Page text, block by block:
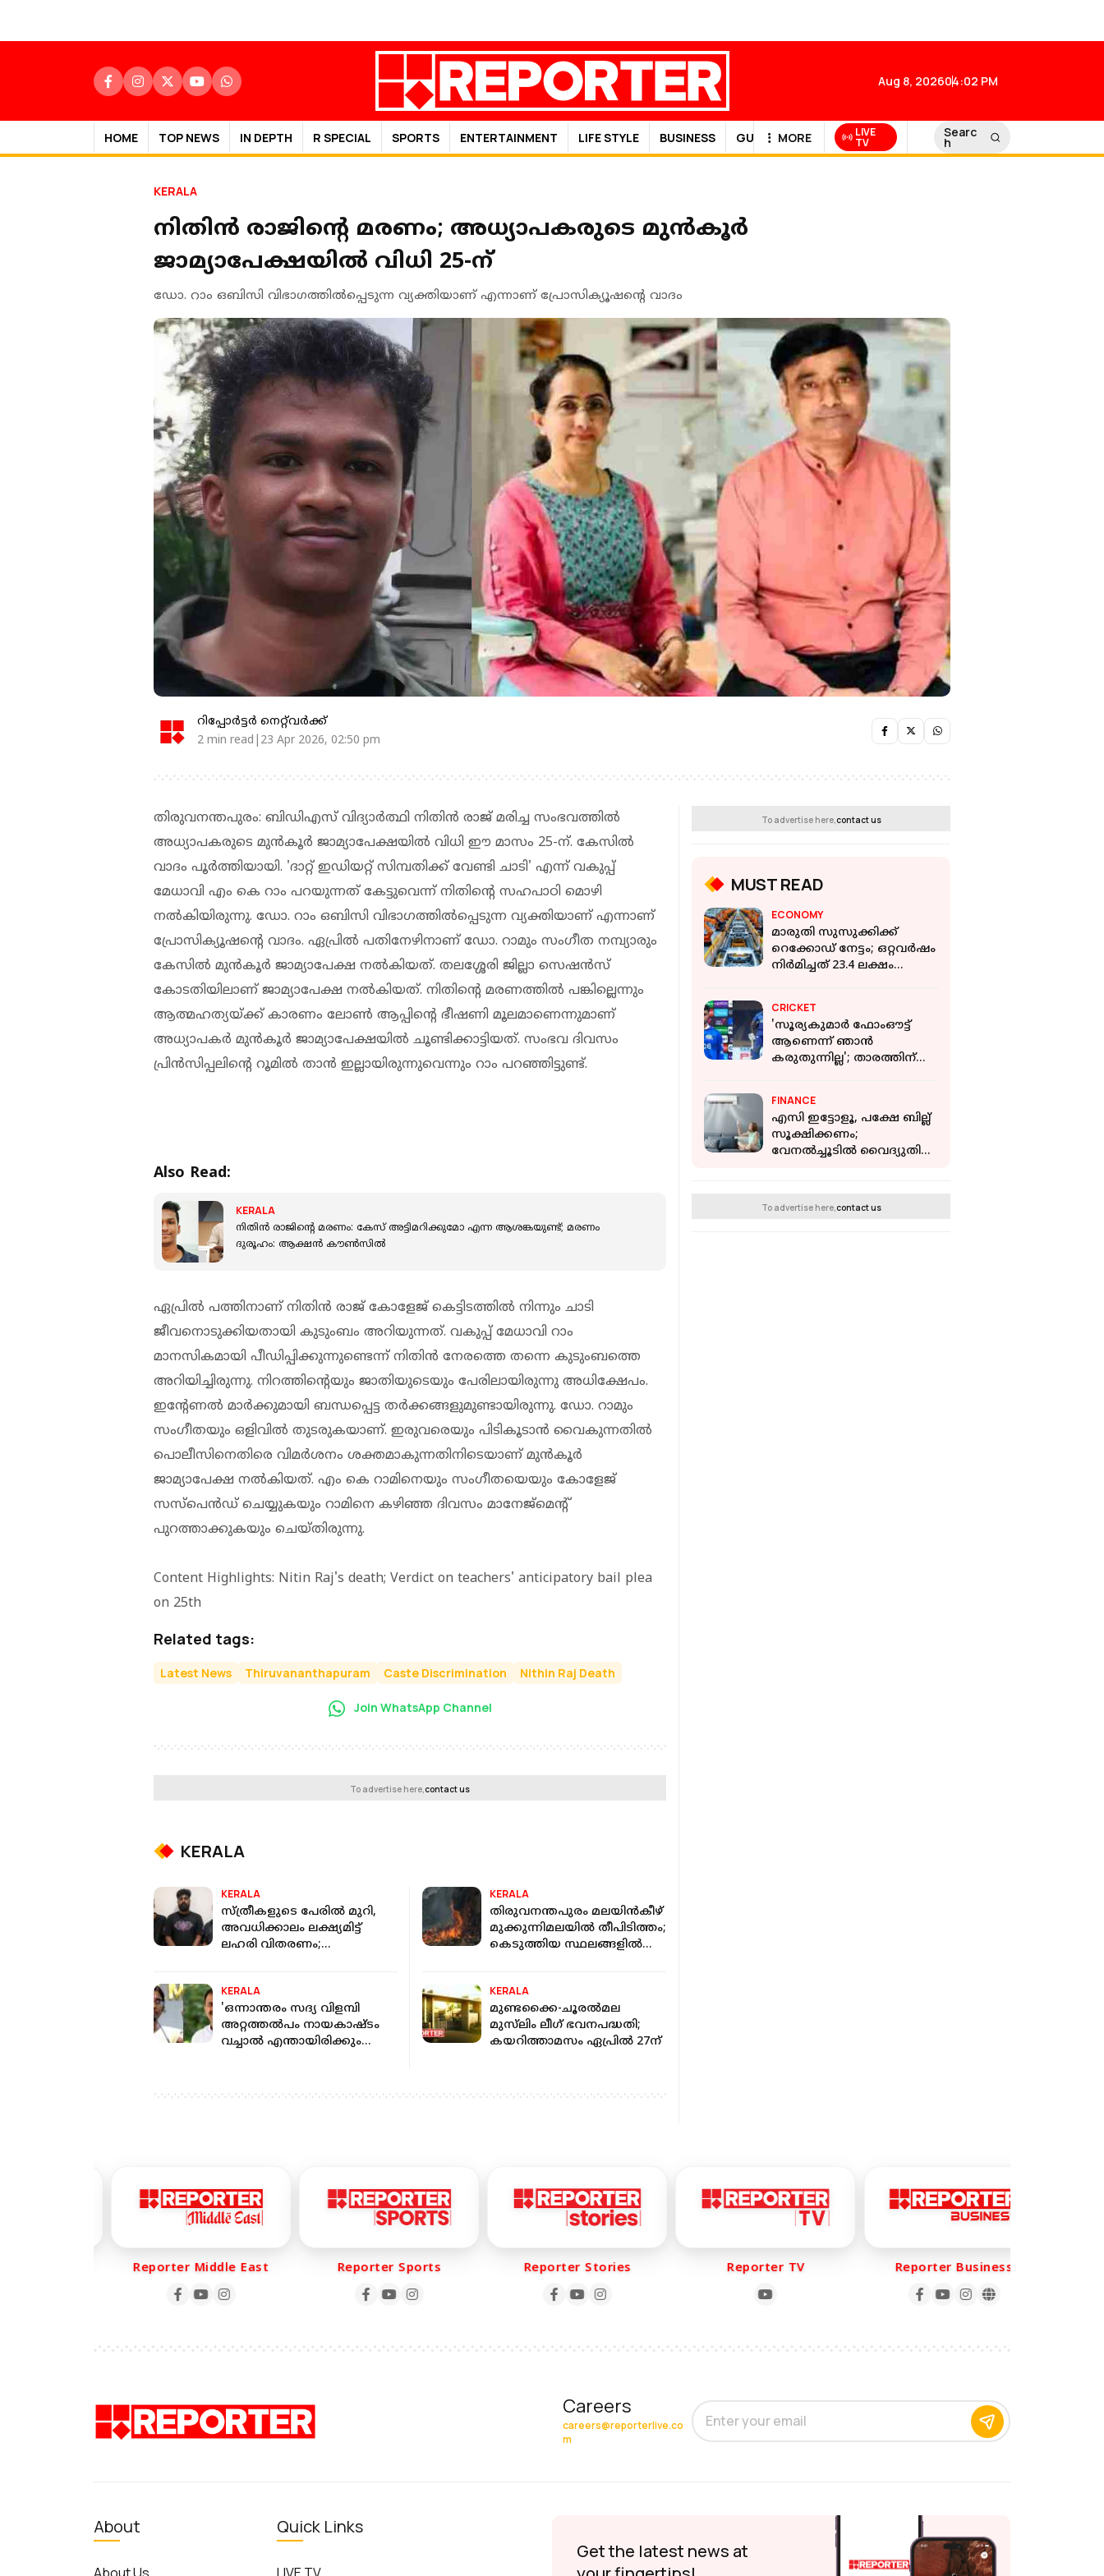
Aug 8, 202604:02 PM
HOME TOP NEWS IN DEPTH R SPECIAL SPORTS ENTERTAINMENT LIFE STYLE BUSINESS GULF NEWS
MORE LIVE
TV
Searc
h
KERALA
നിതിന്‍ രാജിന്റെ മരണം; അധ്യാപകരുടെ മുന്‍കൂര്‍
ജാമ്യാപേക്ഷയില്‍ വിധി 25-ന്
ഡോ. റാം ഒബിസി വിഭാഗത്തില്‍പ്പെടുന്ന വ്യക്തിയാണ് എന്നാണ് പ്രോസിക്യൂഷന്റെ വാദം
റിപ്പോർട്ടർ നെറ്റ്‌വര്‍ക്ക്‌
2 min read|23 Apr 2026, 02:50 pm
തിരുവനന്തപുരം: ബിഡിഎസ് വിദ്യാര്‍ത്ഥി നിതിന്‍ രാജ് മരിച്ച സംഭവത്തില്‍
അധ്യാപകരുടെ മുന്‍കൂര്‍ ജാമ്യാപേക്ഷയില്‍ വിധി ഈ മാസം 25-ന്. കേസില്‍
വാദം പൂര്‍ത്തിയായി. 'ദാറ്റ് ഇഡിയറ്റ് സിമ്പതിക്ക് വേണ്ടി ചാടി' എന്ന് വകുപ്പ്
മേധാവി എം കെ റാം പറയുന്നത് കേട്ടുവെന്ന് നിതിന്റെ സഹപാഠി മൊഴി
നല്‍കിയിരുന്നു. ഡോ. റാം ഒബിസി വിഭാഗത്തില്‍പ്പെടുന്ന വ്യക്തിയാണ് എന്നാണ്
പ്രോസിക്യൂഷന്റെ വാദം. ഏപ്രിൽ പതിനേഴിനാണ് ഡോ. റാമും സംഗീത നമ്പ്യാരും
കേസില്‍ മുന്‍കൂര്‍ ജാമ്യാപേക്ഷ നല്‍കിയത്. തലശ്ശേരി ജില്ലാ സെഷന്‍സ്
കോടതിയിലാണ് ജാമ്യാപേക്ഷ നല്‍കിയത്. നിതിന്റെ മരണത്തില്‍ പങ്കില്ലെന്നും
ആത്മഹത്യയ്ക്ക് കാരണം ലോണ്‍ ആപ്പിന്റെ ഭീഷണി മൂലമാണെന്നുമാണ്
അധ്യാപകര്‍ മുന്‍കൂര്‍ ജാമ്യാപേക്ഷയില്‍ ചൂണ്ടിക്കാട്ടിയത്. സംഭവ ദിവസം
പ്രിന്‍സിപ്പലിന്റെ റൂമില്‍ താന്‍ ഇല്ലായിരുന്നുവെന്നും റാം പറഞ്ഞിട്ടുണ്ട്.
Also Read:
KERALA
നിതിന്‍ രാജിന്റെ മരണം: കേസ് അട്ടിമറിക്കുമോ എന്ന ആശങ്കയുണ്ട്; മരണം
ദുരൂഹം: ആക്ഷന്‍ കൗണ്‍സില്‍
ഏപ്രില്‍ പത്തിനാണ് നിതിന്‍ രാജ് കോളേജ് കെട്ടിടത്തില്‍ നിന്നും ചാടി
ജീവനൊടുക്കിയതായി കുടുംബം അറിയുന്നത്. വകുപ്പ് മേധാവി റാം
മാനസികമായി പീഡിപ്പിക്കുന്നുണ്ടെന്ന് നിതിന്‍ നേരത്തെ തന്നെ കുടുംബത്തെ
അറിയിച്ചിരുന്നു. നിറത്തിന്റെയും ജാതിയുടെയും പേരിലായിരുന്നു അധിക്ഷേപം.
ഇന്റേണല്‍ മാര്‍ക്കുമായി ബന്ധപ്പെട്ട തര്‍ക്കങ്ങളുമുണ്ടായിരുന്നു. ഡോ. റാമും
സംഗീതയും ഒളിവില്‍ തുടരുകയാണ്. ഇരുവരെയും പിടികൂടാന്‍ വൈകുന്നതില്‍
പൊലീസിനെതിരെ വിമര്‍ശനം ശക്തമാകുന്നതിനിടെയാണ് മുന്‍കൂര്‍
ജാമ്യാപേക്ഷ നല്‍കിയത്. എം കെ റാമിനെയും സംഗീതയെയും കോളേജ്
സസ്‌പെന്‍ഡ് ചെയ്യുകയും റാമിനെ കഴിഞ്ഞ ദിവസം മാനേജ്‌മെന്റ്
പുറത്താക്കുകയും ചെയ്തിരുന്നു.
Content Highlights: Nitin Raj's death; Verdict on teachers' anticipatory bail plea
on 25th
Related tags:
Latest News Thiruvananthapuram Caste Discrimination Nithin Raj Death
Join WhatsApp Channel
To advertise here,contact us
KERALA
KERALA
സ്ത്രീകളുടെ പേരിൽ മുറി,
അവധിക്കാലം ലക്ഷ്യമിട്ട്
ലഹരി വിതരണം;
പിടിയിൽ
KERALA
തിരുവനന്തപുരം മലയിന്‍കീഴ്
മുക്കുന്നിമലയില്‍ തീപിടിത്തം;
കെടുത്തിയ സ്ഥലങ്ങളില്‍
KERALA
'ഒന്നാന്തരം സദ്യ വിളമ്പി
അറ്റത്തൽപം നായകാഷ്ടം
വച്ചാൽ എന്തായിരിക്കും
KERALA
മുണ്ടക്കൈ-ചൂരല്‍മല
മുസ്‌ലിം ലീഗ് ഭവനപദ്ധതി;
കയറിത്താമസം ഏപ്രില്‍ 27ന്
To advertise here, contact us
MUST READ
ECONOMY
മാരുതി സുസുക്കിക്ക്
റെക്കോഡ് നേട്ടം; ഒറ്റവര്‍ഷം
നിര്‍മിച്ചത് 23.4 ലക്ഷം
CRICKET
'സൂര്യകുമാർ ഫോംഔട്ട്
ആണെന്ന് ഞാൻ
കരുതുന്നില്ല'; താരത്തിന്
FINANCE
എസി ഇട്ടോളൂ, പക്ഷേ ബില്ല്
സൂക്ഷിക്കണം;
വേനല്‍ച്ചൂടില്‍ വൈദ്യുതി
To advertise here, contact us
Reporter Middle East Reporter Sports Reporter Stories Reporter TV Reporter Business
Careers
careers@reporterlive.co
m
About Quick Links
Get the latest news at